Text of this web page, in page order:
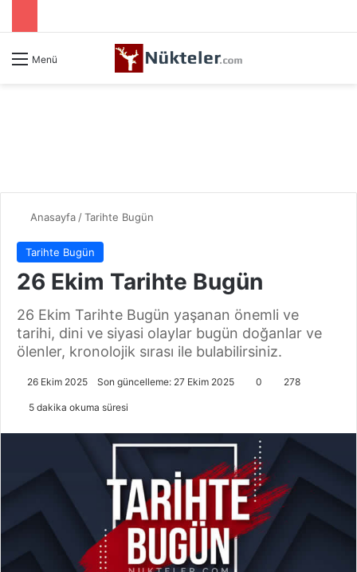
Menü
Anasayfa /Tarihte Bugün
Tarihte Bugün
26 Ekim Tarihte Bugün
26 Ekim Tarihte Bugün yaşanan önemli ve
tarihi, dini ve siyasi olaylar bugün doğanlar ve
ölenler, kronolojik sırası ile bulabilirsiniz.
26 Ekim 2025 Son güncelleme: 27 Ekim 2025 0 278
5 dakika okuma süresi